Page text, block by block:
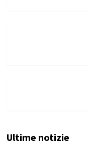
Ultime notizie